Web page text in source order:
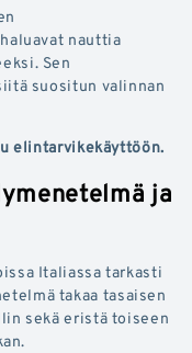
nauttia
Sen
suositun valinnan
elintarvikekäyttöön.
ja
Italiassa tarkasti
takaa tasaisen
sekä eristä toiseen